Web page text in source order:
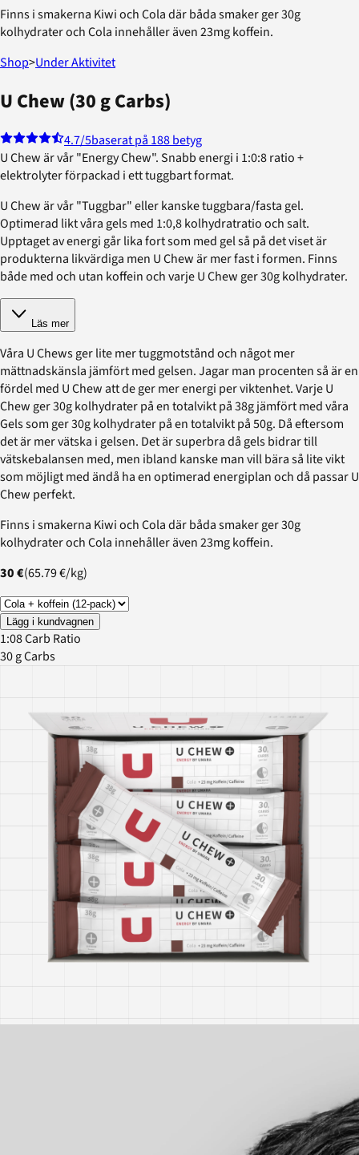
Finns i smakerna Kiwi och Cola där båda smaker ger 30g
kolhydrater och Cola innehåller även 23mg koffein.
Shop>Under Aktivitet
U Chew (30 g Carbs)
4.7/5baserat på 188 betyg
U Chew är vår "Energy Chew". Snabb energi i 1:0:8 ratio +
elektrolyter förpackad i ett tuggbart format.
U Chew är vår "Tuggbar" eller kanske tuggbara/fasta gel.
Optimerad likt våra gels med 1:0,8 kolhydratratio och salt.
Upptaget av energi går lika fort som med gel så på det viset är
produkterna likvärdiga men U Chew är mer fast i formen. Finns
både med och utan koffein och varje U Chew ger 30g kolhydrater.
Läs mer
Våra U Chews ger lite mer tuggmotstånd och något mer
mättnadskänsla jämfört med gelsen. Jagar man procenten så är en
fördel med U Chew att de ger mer energi per viktenhet. Varje U
Chew ger 30g kolhydrater på en totalvikt på 38g jämfört med våra
Gels som ger 30g kolhydrater på en totalvikt på 50g. Då eftersom
det är mer vätska i gelsen. Det är superbra då gels bidrar till
vätskebalansen med, men ibland kanske man vill bära så lite vikt
som möjligt med ändå ha en optimerad energiplan och då passar U
Chew perfekt.
Finns i smakerna Kiwi och Cola där båda smaker ger 30g
kolhydrater och Cola innehåller även 23mg koffein.
30 €(65.79 €/kg)
Lägg i kundvagnen
1:08 Carb Ratio
30 g Carbs